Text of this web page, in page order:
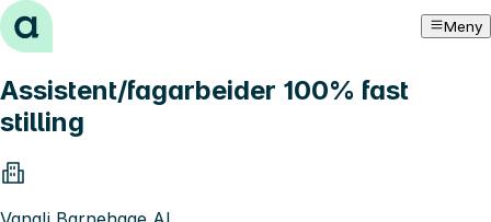
Hopp til innhold Meny
Assistent/fagarbeider 100% fast
stilling